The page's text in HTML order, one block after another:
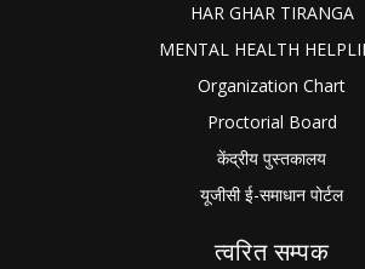
HAR GHAR TIRANGA
MENTAL HEALTH
Organization Chart
Proctorial Board
केंद्रीय पुस्तकालय
यूजीसी ई-समाधान पोर्टल
त्वरित सम्पक